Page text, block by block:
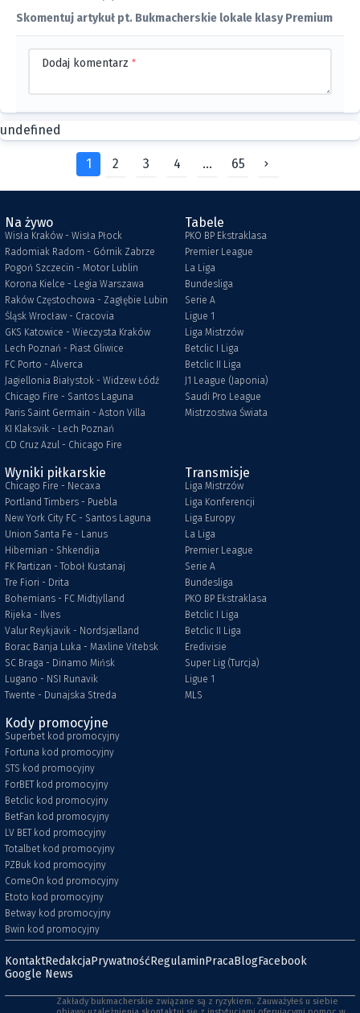
Skomentuj artykuł pt. Bukmacherskie lokale klasy Premium
Dodaj komentarz *
undefined
1 2 3 4 ... 65
Na żywo
Wisła Kraków - Wisła Płock
Radomiak Radom - Górnik Zabrze
Pogoń Szczecin - Motor Lublin
Korona Kielce - Legia Warszawa
Raków Częstochowa - Zagłębie Lubin
Śląsk Wrocław - Cracovia
GKS Katowice - Wieczysta Kraków
Lech Poznań - Piast Gliwice
FC Porto - Alverca
Jagiellonia Białystok - Widzew Łódź
Chicago Fire - Santos Laguna
Paris Saint Germain - Aston Villa
KI Klaksvik - Lech Poznań
CD Cruz Azul - Chicago Fire
Tabele
PKO BP Ekstraklasa
Premier League
La Liga
Bundesliga
Serie A
Ligue 1
Liga Mistrzów
Betclic I Liga
Betclic II Liga
J1 League (Japonia)
Saudi Pro League
Mistrzostwa Świata
Wyniki piłkarskie
Chicago Fire - Necaxa
Portland Timbers - Puebla
New York City FC - Santos Laguna
Union Santa Fe - Lanus
Hibernian - Shkendija
FK Partizan - Toboł Kustanaj
Tre Fiori - Drita
Bohemians - FC Midtjylland
Rijeka - Ilves
Valur Reykjavik - Nordsjælland
Borac Banja Luka - Maxline Vitebsk
SC Braga - Dinamo Mińsk
Lugano - NSI Runavik
Twente - Dunajska Streda
Transmisje
Liga Mistrzów
Liga Konferencji
Liga Europy
La Liga
Premier League
Serie A
Bundesliga
PKO BP Ekstraklasa
Betclic I Liga
Betclic II Liga
Eredivisie
Super Lig (Turcja)
Ligue 1
MLS
Kody promocyjne
Superbet kod promocyjny
Fortuna kod promocyjny
STS kod promocyjny
ForBET kod promocyjny
Betclic kod promocyjny
BetFan kod promocyjny
LV BET kod promocyjny
Totalbet kod promocyjny
PZBuk kod promocyjny
ComeOn kod promocyjny
Etoto kod promocyjny
Betway kod promocyjny
Bwin kod promocyjny
KontaktRedakcjaPrywatnośćRegulaminPracaBlogFacebook
Google News
Zakłady bukmacherskie związane są z ryzykiem. Zauważyłeś u siebie